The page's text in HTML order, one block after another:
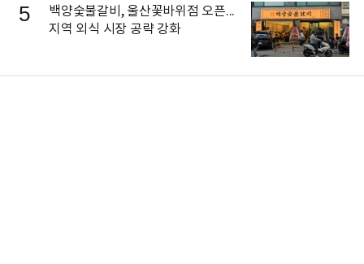
5
백양숯불갈비, 울산꽃바위점 오픈...
지역 외식 시장 공략 강화